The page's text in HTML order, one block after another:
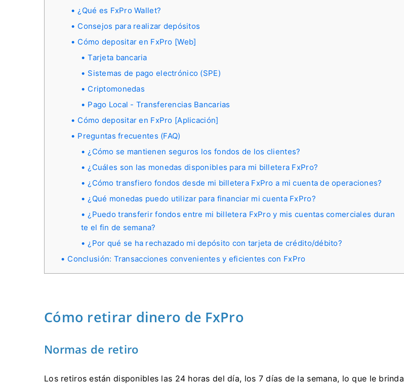
¿Qué es FxPro Wallet?
Consejos para realizar depósitos
Cómo depositar en FxPro [Web]
Tarjeta bancaria
Sistemas de pago electrónico (SPE)
Criptomonedas
Pago Local - Transferencias Bancarias
Cómo depositar en FxPro [Aplicación]
Preguntas frecuentes (FAQ)
¿Cómo se mantienen seguros los fondos de los clientes?
¿Cuáles son las monedas disponibles para mi billetera FxPro?
¿Cómo transfiero fondos desde mi billetera FxPro a mi cuenta de operaciones?
¿Qué monedas puedo utilizar para financiar mi cuenta FxPro?
¿Puedo transferir fondos entre mi billetera FxPro y mis cuentas comerciales duran
te el fin de semana?
¿Por qué se ha rechazado mi depósito con tarjeta de crédito/débito?
Conclusión: Transacciones convenientes y eficientes con FxPro
Cómo retirar dinero de FxPro
Normas de retiro
Los retiros están disponibles las 24 horas del día, los 7 días de la semana, lo que le brinda